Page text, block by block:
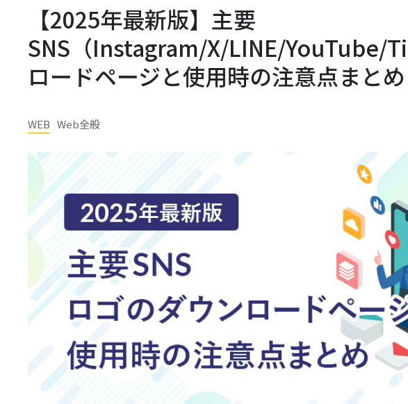
【2025年最新版】主要
SNS（Instagram/X/LINE/YouTube/
ロードページと使用時の注意点まとめ
WEB Web全般